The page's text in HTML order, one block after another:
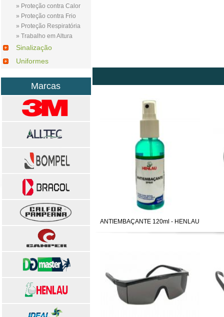
» Proteção contra Calor
» Proteção contra Frio
» Proteção Respiratória
» Trabalho em Altura
Sinalização
Uniformes
Marcas
ANTIEMBAÇANTE 120ml - HENLAU